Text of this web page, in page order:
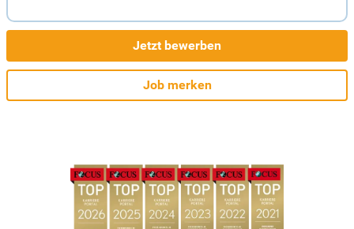
Jetzt bewerben
Job merken